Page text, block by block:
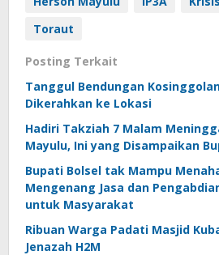
Toraut
Posting Terkait
Tanggul Bendungan
Dikerahkan ke Lokasi
Hadiri Takziah 7 Malam
Mayulu, Ini yang Disampaikan
Bupati Bolsel tak Mampu
Mengenang Jasa dan
untuk Masyarakat
Ribuan Warga Padati Masjid
Jenazah H2M